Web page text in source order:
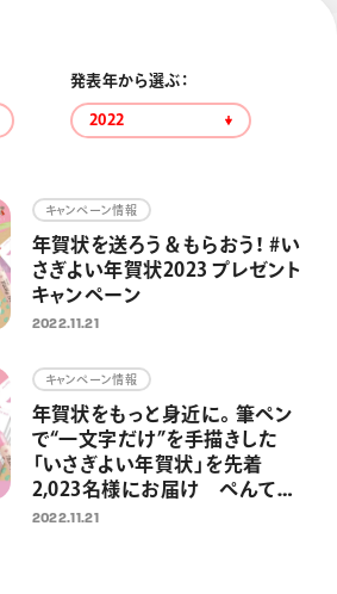
シュ（筆）
報
社
発表年から選ぶ：
2022
キャンペーン情報
年賀状を送ろう＆もらおう！ #い
さぎよい年賀状2023 プレゼント
キャンペーン
2022.11.21
キャンペーン情報
年賀状をもっと身近に。筆ペン
で“一文字だけ”を手描きした
「いさぎよい年賀状」を先着
2,023名様にお届け ぺんてる
に年賀状を送ると筆ペンが当た
2022.11.21